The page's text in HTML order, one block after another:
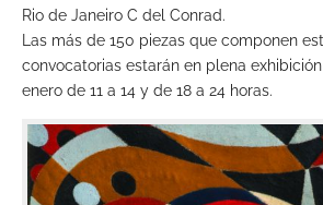
Rio de Janeiro C del Conrad.
Las más de 150 piezas que componen
convocatorias estarán en plena
enero de 11 a 14 y de 18 a 24 horas.